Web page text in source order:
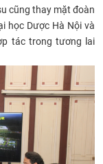
cũng thay mặt đoàn
học Dược Hà Nội và
tác trong tương lai